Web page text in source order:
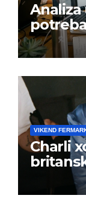
VIKEND
Charli
istoj